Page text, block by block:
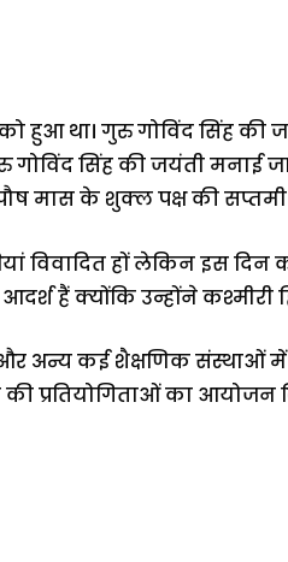
हुआ था। गुरु गोविंद सिंह की
सिंह की जयंती मनाई
मास के शुक्ल पक्ष की सप्तमी
विवादित हों लेकिन इस
हैं क्योंकि उन्होंने
अन्य कई शैक्षणिक संस्थाओं में
प्रतियोगिताओं का आयोजन